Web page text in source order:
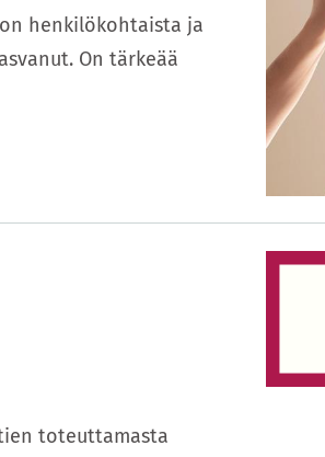
henkilökohtaista ja
On tärkeää
toteuttamasta